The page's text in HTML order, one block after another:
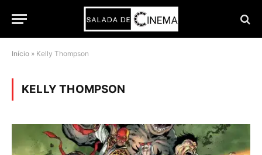
Início » Kelly Thompson
KELLY THOMPSON